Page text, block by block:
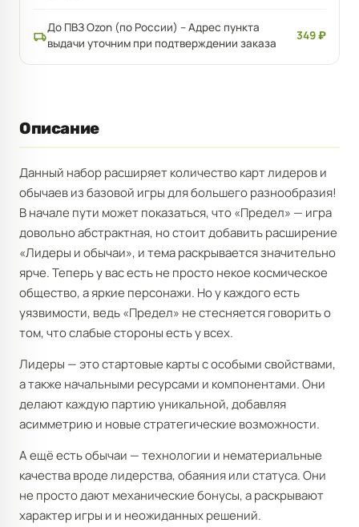
До ПВЗ Ozon (по России) – Адрес пункта
выдачи уточним при подтверждении заказа
349 ₽
Описание
Данный набор расширяет количество карт лидеров и
обычаев из базовой игры для большего разнообразия!
В начале пути может показаться, что «Предел» — игра
довольно абстрактная, но стоит добавить расширение
«Лидеры и обычаи», и тема раскрывается значительно
ярче. Теперь у вас есть не просто некое космическое
общество, а яркие персонажи. Но у каждого есть
уязвимости, ведь «Предел» не стесняется говорить о
том, что слабые стороны есть у всех.
Лидеры — это стартовые карты с особыми свойствами,
а также начальными ресурсами и компонентами. Они
делают каждую партию уникальной, добавляя
асимметрию и новые стратегические возможности.
А ещё есть обычаи — технологии и нематериальные
качества вроде лидерства, обаяния или статуса. Они
не просто дают механические бонусы, а раскрывают
характер игры и и неожиданных решений.